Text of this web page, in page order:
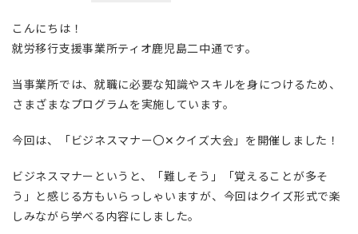
こんにちは！
就労移行支援事業所ティオ鹿児島二中通です。
当事業所では、就職に必要な知識やスキルを身につけるため、
さまざまなプログラムを実施しています。
今回は、「ビジネスマナー〇✕クイズ大会」を開催しました！
ビジネスマナーというと、「難しそう」「覚えることが多そ
う」と感じる方もいらっしゃいますが、今回はクイズ形式で楽
しみながら学べる内容にしました。